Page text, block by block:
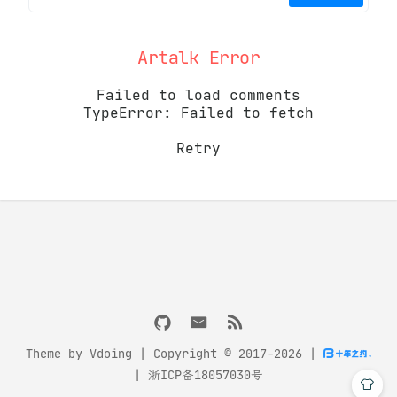
Artalk Error
Failed to load comments
TypeError: Failed to fetch
Retry
Theme by Vdoing | Copyright © 2017-2026
浙ICP备18057030号